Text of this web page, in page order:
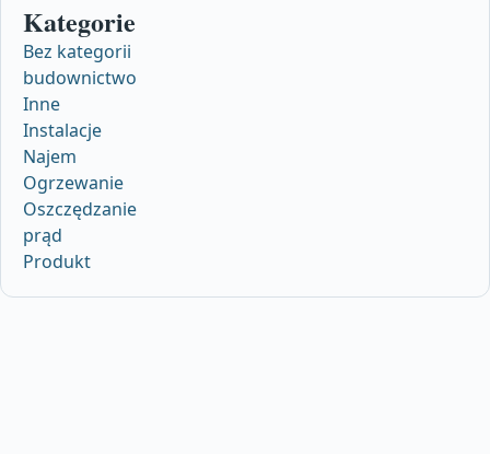
Kategorie
Bez kategorii
budownictwo
Inne
Instalacje
Najem
Ogrzewanie
Oszczędzanie
prąd
Produkt